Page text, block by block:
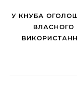
У КНУБА
ВЛАСНОГО